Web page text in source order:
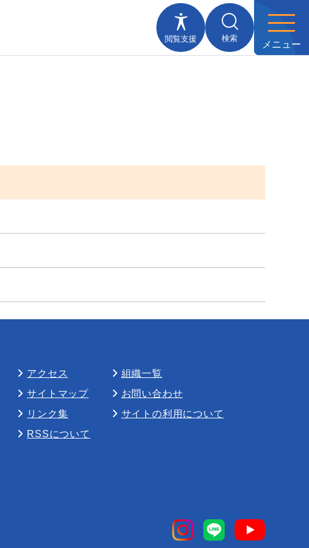
閲覧支援 検索
メニュー
アクセス
組織一覧
サイトマップ
お問い合わせ
リンク集
サイトの利用について
RSSについて